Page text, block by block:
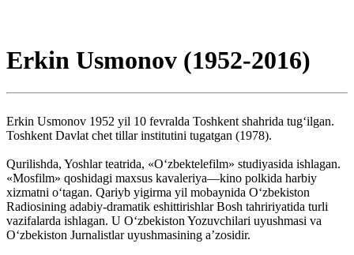
Erkin Usmonov (1952-2016)
Erkin Usmonov 1952 yil 10 fevralda Toshkent shahrida tug‘ilgan.
Toshkent Davlat chet tillar institutini tugatgan (1978).
Qurilishda, Yoshlar teatrida, «O‘zbektelefilm» studiyasida ishlagan.
«Mosfilm» qoshidagi maxsus kavaleriya—kino polkida harbiy
xizmatni o‘tagan. Qariyb yigirma yil mobaynida O‘zbekiston
Radiosining adabiy-dramatik eshittirishlar Bosh tahririyatida turli
vazifalarda ishlagan. U O‘zbekiston Yozuvchilari uyushmasi va
O‘zbekiston Jurnalistlar uyushmasining a’zosidir.